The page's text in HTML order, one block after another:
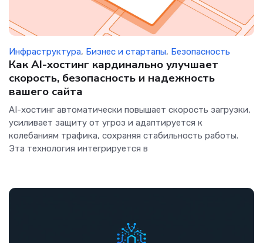
Инфраструктура, Бизнес и стартапы, Безопасность
Как AI-хостинг кардинально улучшает
скорость, безопасность и надежность
вашего сайта
AI-хостинг автоматически повышает скорость загрузки,
усиливает защиту от угроз и адаптируется к
колебаниям трафика, сохраняя стабильность работы.
Эта технология интегрируется в